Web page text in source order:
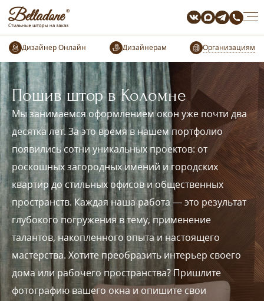
Организациям
Пошив штор в Коломне
Мы занимаемся оформлением окон уже почти два
десятка лет. За это время в нашем портфолио
появились сотни уникальных проектов: от
роскошных загородных имений и городских
квартир до стильных офисов и общественных
пространств. Каждая наша работа — это результат
глубокого погружения в тему, применение
талантов, накопленного опыта и настоящего
мастерства. Хотите преобразить интерьер своего
дома или рабочего пространства? Пришлите
фотографию вашего окна и опишите свои